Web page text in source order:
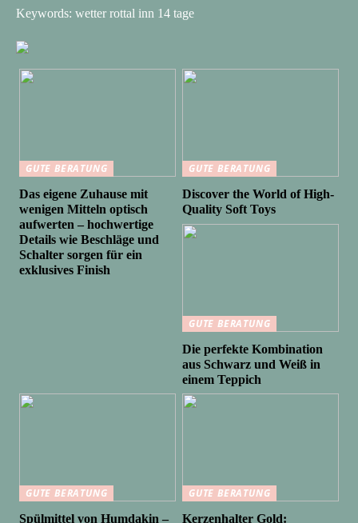
Keywords: wetter rottal inn 14 tage
GUTE BERATUNG
Das eigene Zuhause mit
wenigen Mitteln optisch
aufwerten – hochwertige
Details wie Beschläge und
Schalter sorgen für ein
exklusives Finish
GUTE BERATUNG
Discover the World of High-
Quality Soft Toys
GUTE BERATUNG
Die perfekte Kombination
aus Schwarz und Weiß in
einem Teppich
GUTE BERATUNG
Spülmittel von Humdakin –
GUTE BERATUNG
Kerzenhalter Gold: